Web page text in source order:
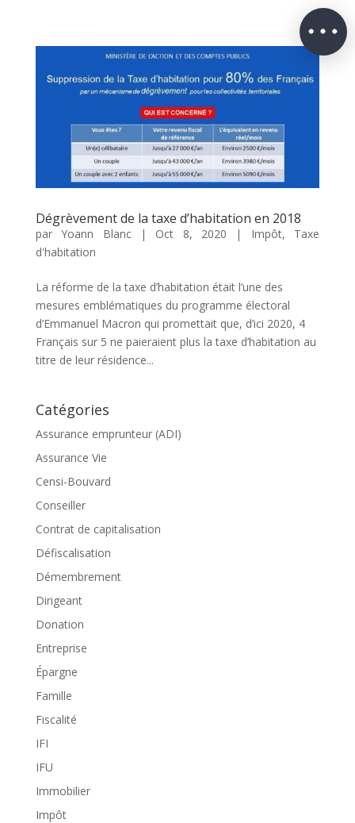
Dégrèvement de la taxe d’habitation en 2018
parYoann Blanc| Oct 8, 2020 | Impôt, Taxe
d'habitation
La réforme de la taxe d’habitation était l’une des
mesures emblématiques du programme électoral
d’Emmanuel Macron qui promettait que, d’ici 2020, 4
Français sur 5 ne paieraient plus la taxe d’habitation au
titre de leur résidence...
Catégories
Assurance emprunteur (ADI)
Assurance Vie
Censi-Bouvard
Conseiller
Contrat de capitalisation
Défiscalisation
Démembrement
Dirigeant
Donation
Entreprise
Épargne
Famille
Fiscalité
IFI
IFU
Immobilier
Impôt